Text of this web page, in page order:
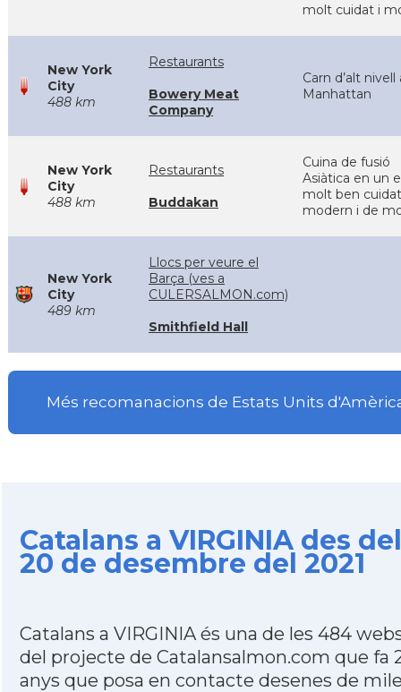
molt cuidat i
New York
City
488 km
Restaurants
Bowery Meat
Company
Carn d’alt nivell
Manhattan
New York
City
488 km
Restaurants
Buddakan
Cuina de fusió
Asiàtica en un
molt ben
modern i de
New York
City
489 km
Llocs per veure el
Barça (ves a
CULERSALMON.com)
Smithfield Hall
Més recomanacions de Estats Units
Catalans a VIRGINIA des del
20 de desembre del 2021
Catalans a VIRGINIA és una de les 484
del projecte de Catalansalmon.com que fa
anys que posa en contacte desenes de